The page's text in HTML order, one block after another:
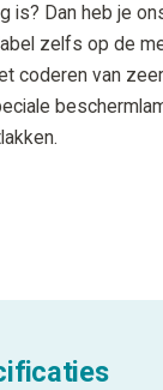
is? Dan heb je
zelfs op de
coderen van